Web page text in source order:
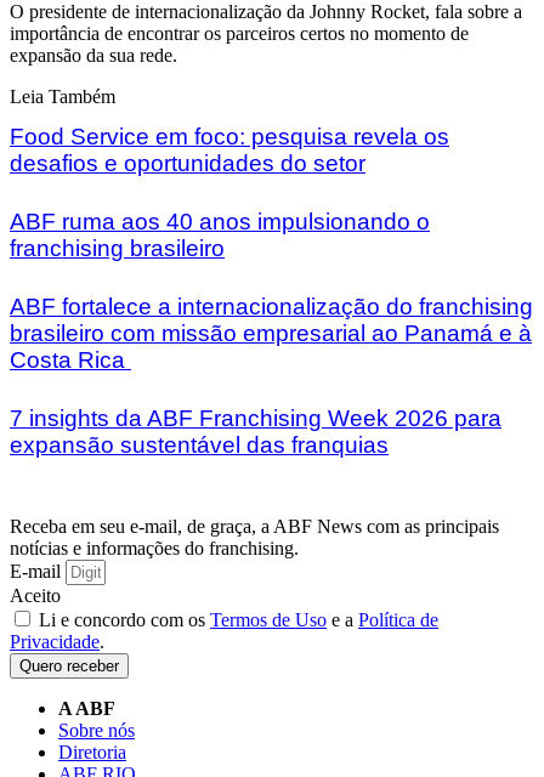
O presidente de internacionalização da Johnny Rocket, fala sobre a
importância de encontrar os parceiros certos no momento de
expansão da sua rede.
Leia Também
Food Service em foco: pesquisa revela os
desafios e oportunidades do setor
ABF ruma aos 40 anos impulsionando o
franchising brasileiro
ABF fortalece a internacionalização do franchising
brasileiro com missão empresarial ao Panamá e à
Costa Rica
7 insights da ABF Franchising Week 2026 para
expansão sustentável das franquias
Receba em seu e-mail, de graça, a ABF News com as principais
notícias e informações do franchising.
E-mail
Aceito
Li e concordo com os Termos de Uso e a Política de
Privacidade.
Quero receber
A ABF
Sobre nós
Diretoria